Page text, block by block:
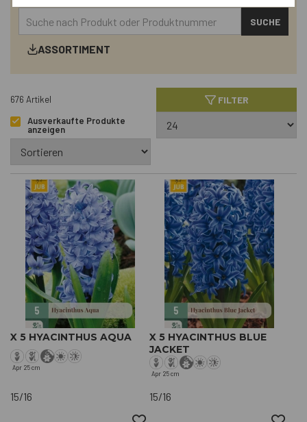
SUCHE
ASSORTIMENT
676 Artikel FILTER
Ausverkaufte Produkte
anzeigen
X 5 HYACINTHUS AQUA
Apr 25 cm
15/16
X 5 HYACINTHUS BLUE
JACKET
Apr 25 cm
15/16